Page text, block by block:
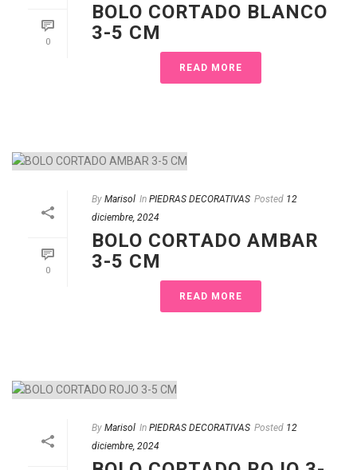
0
BOLO CORTADO BLANCO
3-5 CM
READ MORE
0
By Marisol In PIEDRAS DECORATIVAS Posted 12
diciembre, 2024
BOLO CORTADO AMBAR
3-5 CM
READ MORE
By Marisol In PIEDRAS DECORATIVAS Posted 12
diciembre, 2024